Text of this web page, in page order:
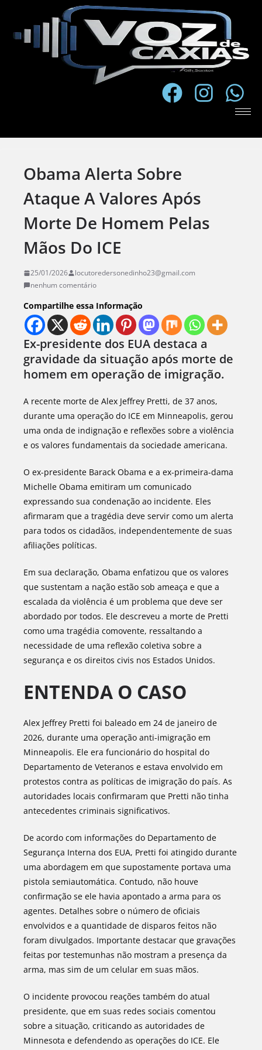
Obama Alerta Sobre
Ataque A Valores Após
Morte De Homem Pelas
Mãos Do ICE
25/01/2026
locutoredersonedinho23@gmail.com
nenhum comentário
Compartilhe essa Informação
Ex-presidente dos EUA destaca a
gravidade da situação após morte de
homem em operação de imigração.
A recente morte de Alex Jeffrey Pretti, de 37 anos,
durante uma operação do ICE em Minneapolis, gerou
uma onda de indignação e reflexões sobre a violência
e os valores fundamentais da sociedade americana.
O ex-presidente Barack Obama e a ex-primeira-dama
Michelle Obama emitiram um comunicado
expressando sua condenação ao incidente. Eles
afirmaram que a tragédia deve servir como um alerta
para todos os cidadãos, independentemente de suas
afiliações políticas.
Em sua declaração, Obama enfatizou que os valores
que sustentam a nação estão sob ameaça e que a
escalada da violência é um problema que deve ser
abordado por todos. Ele descreveu a morte de Pretti
como uma tragédia comovente, ressaltando a
necessidade de uma reflexão coletiva sobre a
segurança e os direitos civis nos Estados Unidos.
ENTENDA O CASO
Alex Jeffrey Pretti foi baleado em 24 de janeiro de
2026, durante uma operação anti-imigração em
Minneapolis. Ele era funcionário do hospital do
Departamento de Veteranos e estava envolvido em
protestos contra as políticas de imigração do país. As
autoridades locais confirmaram que Pretti não tinha
antecedentes criminais significativos.
De acordo com informações do Departamento de
Segurança Interna dos EUA, Pretti foi atingido durante
uma abordagem em que supostamente portava uma
pistola semiautomática. Contudo, não houve
confirmação se ele havia apontado a arma para os
agentes. Detalhes sobre o número de oficiais
envolvidos e a quantidade de disparos feitos não
foram divulgados. Importante destacar que gravações
feitas por testemunhas não mostram a presença da
arma, mas sim de um celular em suas mãos.
O incidente provocou reações também do atual
presidente, que em suas redes sociais comentou
sobre a situação, criticando as autoridades de
Minnesota e defendendo as operações do ICE. Ele